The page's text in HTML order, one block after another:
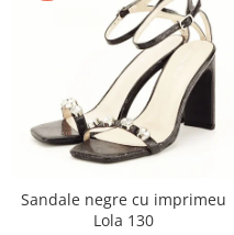
Sandale negre cu imprimeu
Lola 130